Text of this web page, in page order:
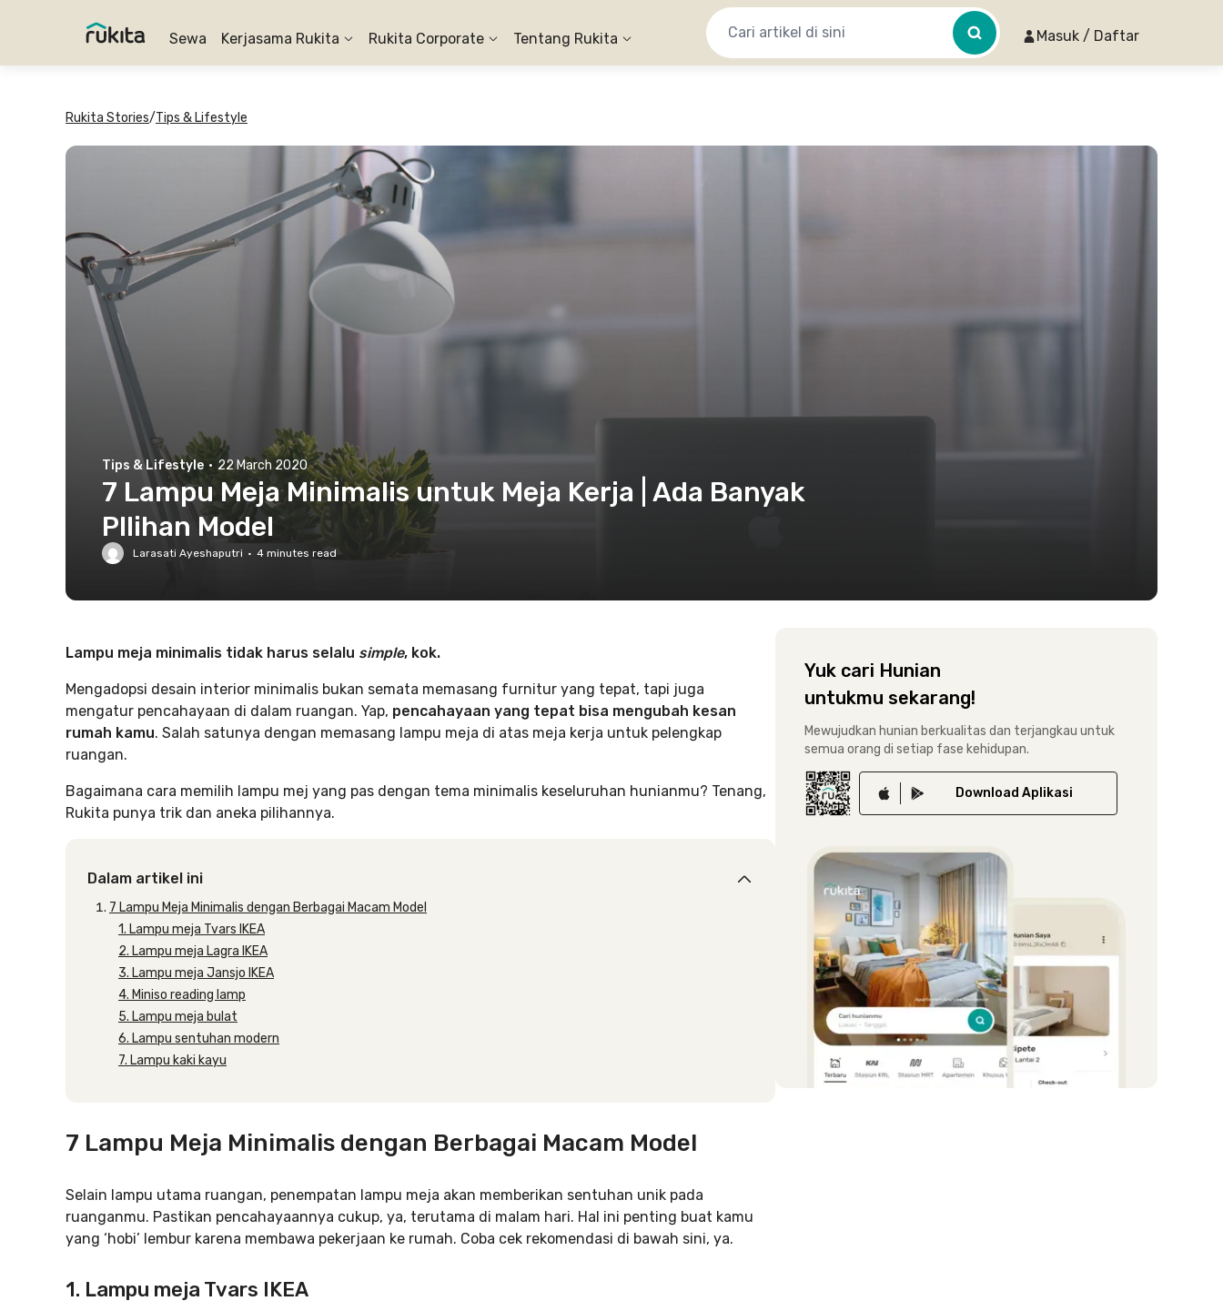
Sewa Kerjasama Rukita Rukita Corporate Tentang Rukita Masuk / Daftar
Rukita Stories/Tips & Lifestyle
Tips & Lifestyle · 22 March 2020
7 Lampu Meja Minimalis untuk Meja Kerja | Ada Banyak
PIlihan Model
Larasati Ayeshaputri · 4 minutes read
Lampu meja minimalis tidak harus selalu simple, kok.
Mengadopsi desain interior minimalis bukan semata memasang furnitur yang tepat, tapi juga
mengatur pencahayaan di dalam ruangan. Yap, pencahayaan yang tepat bisa mengubah kesan
rumah kamu. Salah satunya dengan memasang lampu meja di atas meja kerja untuk pelengkap
ruangan.
Bagaimana cara memilih lampu mej yang pas dengan tema minimalis keseluruhan hunianmu? Tenang,
Rukita punya trik dan aneka pilihannya.
Dalam artikel ini
7 Lampu Meja Minimalis dengan Berbagai Macam Model
1. Lampu meja Tvars IKEA
2. Lampu meja Lagra IKEA
3. Lampu meja Jansjo IKEA
4. Miniso reading lamp
5. Lampu meja bulat
6. Lampu sentuhan modern
7. Lampu kaki kayu
7 Lampu Meja Minimalis dengan Berbagai Macam Model
Selain lampu utama ruangan, penempatan lampu meja akan memberikan sentuhan unik pada
ruanganmu. Pastikan pencahayaannya cukup, ya, terutama di malam hari. Hal ini penting buat kamu
yang ‘hobi’ lembur karena membawa pekerjaan ke rumah. Coba cek rekomendasi di bawah sini, ya.
1. Lampu meja Tvars IKEA
Yuk cari Hunian
untukmu sekarang!
Mewujudkan hunian berkualitas dan terjangkau untuk
semua orang di setiap fase kehidupan.
Download Aplikasi